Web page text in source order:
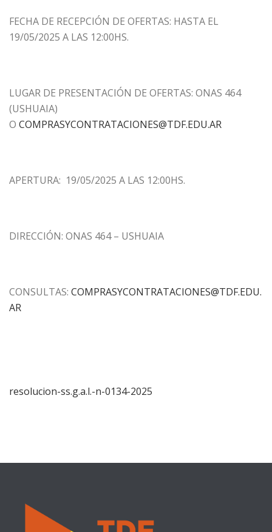
FECHA DE RECEPCIÓN DE OFERTAS: HASTA EL
19/05/2025 A LAS 12:00HS.
LUGAR DE PRESENTACIÓN DE OFERTAS: ONAS 464
(USHUAIA)
O COMPRASYCONTRATACIONES@TDF.EDU.AR
APERTURA: 19/05/2025 A LAS 12:00HS.
DIRECCIÓN: ONAS 464 – USHUAIA
CONSULTAS: COMPRASYCONTRATACIONES@TDF.EDU.
AR
resolucion-ss.g.a.l.-n-0134-2025